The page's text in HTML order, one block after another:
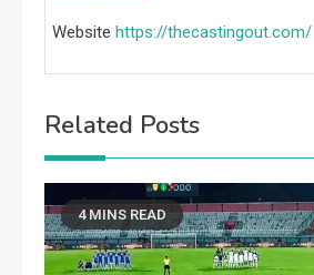
Website https://thecastingout.com/
Related Posts
4 MINS READ